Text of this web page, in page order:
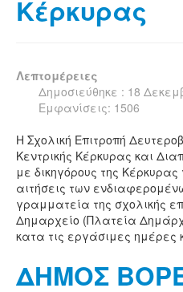
Κέρκυρας
Λεπτομέρειες
Δημοσιεύθηκε : 18
Εμφανίσεις: 1506
Η Σχολική Επιτροπή
Κεντρικής Κέρκυρας και
με δικηγόρους της
αιτήσεις των
γραμματεία της σχολικής
Δημαρχείο (Πλατεία
κατα τις εργάσιμες ημέρες
ΔΗΜΟΣ